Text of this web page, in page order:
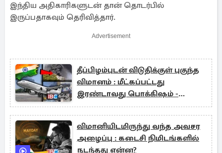
இந்திய அதிகாரிகளுடன் தான் தொடர்பில்
இருப்பதாகவும் தெரிவித்தார்.
Advertisement
தீப்பிழம்புடன் விடுதிக்குள் புகுந்த
விமானம் : மீட்கப்பட்டது
இரண்டாவது பொக்கிஷம் -
தொடரும் விசாரணை
விமானியிடமிருந்து வந்த அவசர
அழைப்பு : கடைசி நிமிடங்களில்
நடந்தது என்ன?